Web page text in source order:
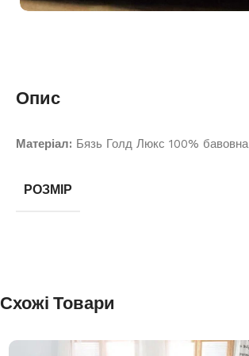
Опис
Матеріал: Бязь Голд Люкс 100% бавовна
РОЗМІР
Схожі Товари